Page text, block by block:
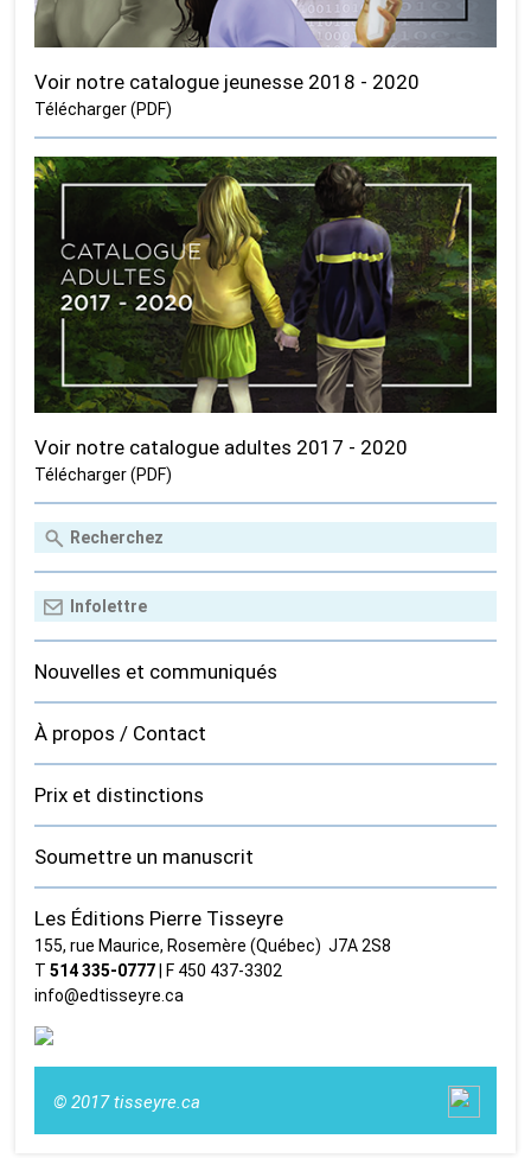
Voir notre catalogue jeunesse 2018 - 2020
Télécharger (PDF)
Voir notre catalogue adultes 2017 - 2020
Télécharger (PDF)
Nouvelles et communiqués
À propos / Contact
Prix et distinctions
Soumettre un manuscrit
Les Éditions Pierre Tisseyre
155, rue Maurice, Rosemère (Québec) J7A 2S8
T514 335‑0777 | F 450 437‑3302
info@edtisseyre.ca
© 2017 tisseyre.ca